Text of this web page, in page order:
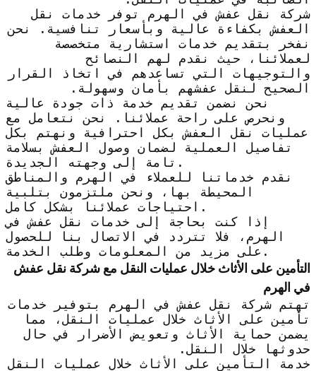
شركة نقل عفش في الهرم توفر خدمات نقل
العفش بكفاءة عالية وبأسعار تنافسية. نحن
نفخر بتقديم خدمات استشارية متخصصة
لعملائنا، حيث نقدم لهم النصائح
والتوجيهات التي تساعدهم في اتخاذ القرار
الصحيح لنقل عفشهم بأمان وسهولة.
نحن نضمن تقديم خدمة ذات جودة عالية
ونحرص على راحة عملائنا. نحن نتعامل مع
عمليات نقل العفش بكل احترافية ونهتم بكل
تفاصيل العملية لضمان وصول العفش بسلامة
تامة إلى وجهته الجديدة.
نقدم خدماتنا للعملاء في الهرم والمناطق
المحيطة بها، ونحن ملتزمون بتلبية
احتياجات عملائنا بشكل كامل.
إذا كنت بحاجة إلى خدمات نقل عفش في
الهرم، فلا تتردد في الاتصال بنا للحصول
على مزيد من المعلومات وطلب الخدمة.
التأمين على الأثاث خلال عمليات النقل مع شركة نقل عفش
في الهرم
تهتم شركة نقل عفش في الهرم بتوفير خدمات
تأمين على الأثاث خلال عمليات النقل، مما
يضمن حماية الأثاث وتعويض الأضرار في حال
حدوثها خلال النقل.
خدمة التأمين على الأثاث خلال عمليات النقل